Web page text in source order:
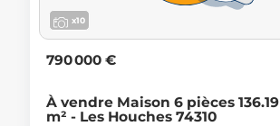
x10
790 000 €
À vendre Maison 6 pièces 136.19
m² - Les Houches 74310